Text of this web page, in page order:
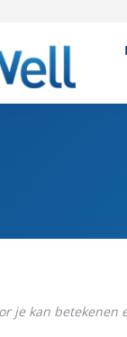
je kan